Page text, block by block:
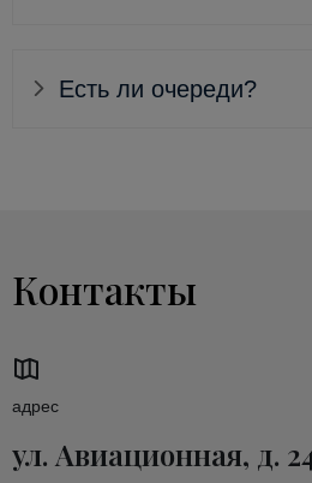
Есть ли очереди?
Контакты
адрес
ул. Авиационная, д.